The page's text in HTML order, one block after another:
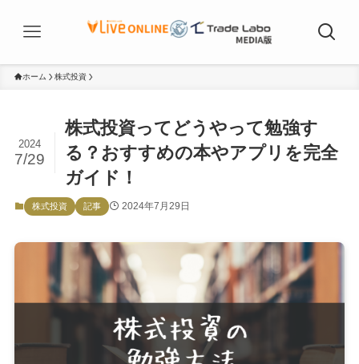
ホーム 株式投資
株式投資ってどうやって勉強す
る？おすすめの本やアプリを完全
ガイド！
2024
7/29
株式投資 記事 2024年7月29日